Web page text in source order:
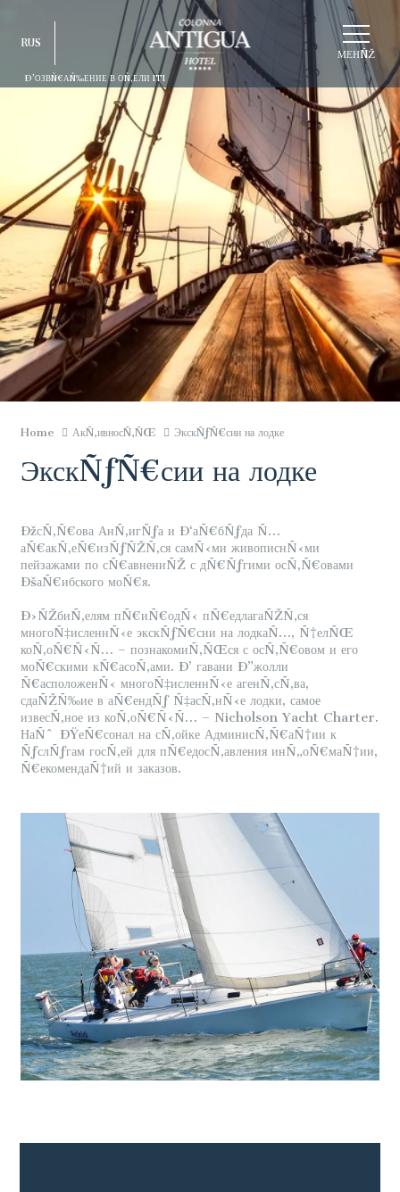
МЕНÑŽ
Ð’ОЗВÑ€АÑ‰ЕНИЕ В ОÑ‚ЕЛИ ITI
RUS
ВÑ‹БÑ€АÑ‚ÑŒ
СÑ‚Ñ€ÑƑКÑ‚ÑƑÑ€ÑƑ
Home АкÑ‚ивносÑ‚ÑŒ ЭкскÑƒÑ€сии на лодке
ЭкскÑƒÑ€сии на лодке
ÐžсÑ‚Ñ€ова АнÑ‚игÑƒа и Ð‘аÑ€бÑƒда Ñ…
аÑ€акÑ‚еÑ€изÑƒÑŽÑ‚ся самÑ‹ми живописнÑ‹ми
пейзажами по сÑ€авнениÑŽ с дÑ€Ñƒгими осÑ‚Ñ€овами
ÐšаÑ€ибского моÑ€я.
Ð›ÑŽбиÑ‚елям пÑ€иÑ€одÑ‹ пÑ€едлагаÑŽÑ‚ся
многоÑ‡исленнÑ‹е экскÑƒÑ€сии на лодкаÑ…, Ñ†елÑŒ
коÑ‚оÑ€Ñ‹Ñ… – познакомиÑ‚ÑŒся с осÑ‚Ñ€овом и его
моÑ€скими кÑ€асоÑ‚ами. Ð’ гавани Ð”жолли
Ñ€асположенÑ‹ многоÑ‡исленнÑ‹е агенÑ‚сÑ‚ва,
сдаÑŽÑ‰ие в аÑ€ендÑƒ Ñ‡асÑ‚нÑ‹е лодки, самое
извесÑ‚ное из коÑ‚оÑ€Ñ‹Ñ… – Nicholson Yacht Charter.
НаÑˆ ÐŸеÑ€сонал на сÑ‚ойке АдминисÑ‚Ñ€аÑ†ии к
ÑƒслÑƒгам госÑ‚ей для пÑ€едосÑ‚авления инÑ„оÑ€маÑ†ии,
Ñ€екомендаÑ†ий и заказов.